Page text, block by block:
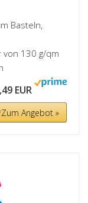
Basteln,
von 130 g/qm
EUR
Angebot »